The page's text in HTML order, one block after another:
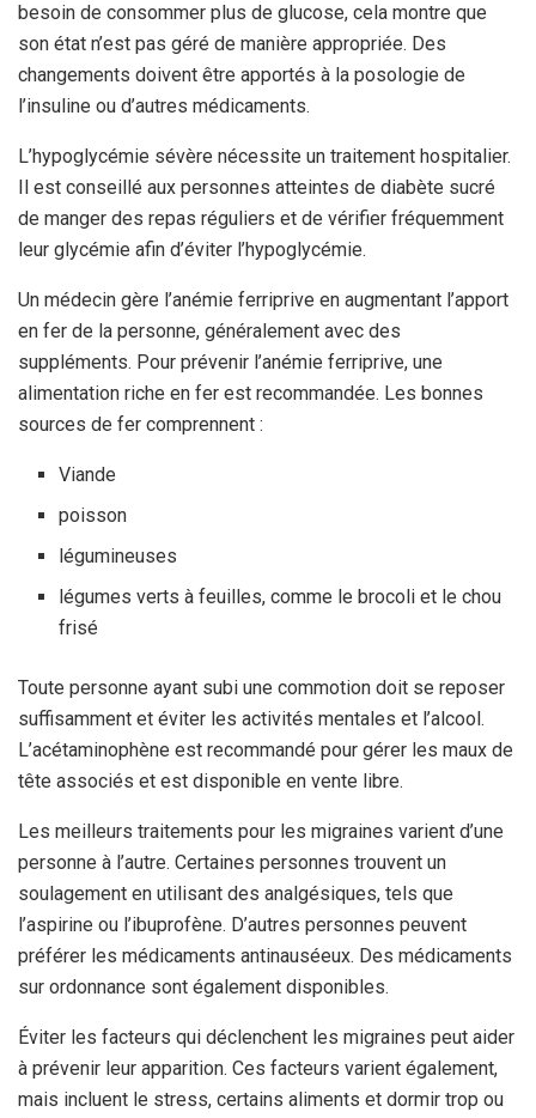
besoin de consommer plus de glucose, cela montre que
son état n’est pas géré de manière appropriée. Des
changements doivent être apportés à la posologie de
l’insuline ou d’autres médicaments.
L’hypoglycémie sévère nécessite un traitement hospitalier.
Il est conseillé aux personnes atteintes de diabète sucré
de manger des repas réguliers et de vérifier fréquemment
leur glycémie afin d’éviter l’hypoglycémie.
Un médecin gère l’anémie ferriprive en augmentant l’apport
en fer de la personne, généralement avec des
suppléments. Pour prévenir l’anémie ferriprive, une
alimentation riche en fer est recommandée. Les bonnes
sources de fer comprennent :
Viande
poisson
légumineuses
légumes verts à feuilles, comme le brocoli et le chou
frisé
Toute personne ayant subi une commotion doit se reposer
suffisamment et éviter les activités mentales et l’alcool.
L’acétaminophène est recommandé pour gérer les maux de
tête associés et est disponible en vente libre.
Les meilleurs traitements pour les migraines varient d’une
personne à l’autre. Certaines personnes trouvent un
soulagement en utilisant des analgésiques, tels que
l’aspirine ou l’ibuprofène. D’autres personnes peuvent
préférer les médicaments antinauséeux. Des médicaments
sur ordonnance sont également disponibles.
Éviter les facteurs qui déclenchent les migraines peut aider
à prévenir leur apparition. Ces facteurs varient également,
mais incluent le stress, certains aliments et dormir trop ou